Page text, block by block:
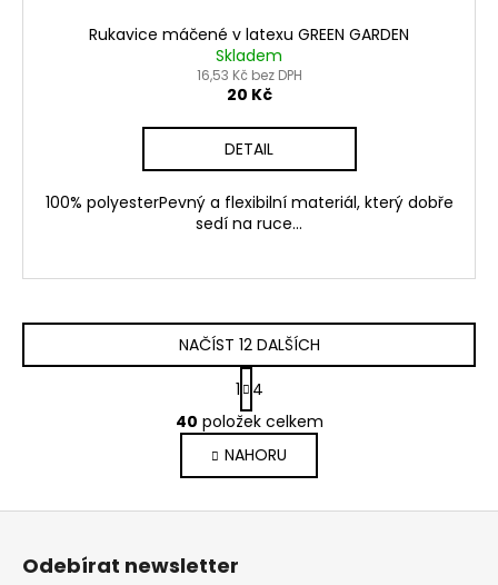
Rukavice máčené v latexu GREEN GARDEN
Skladem
16,53 Kč bez DPH
20 Kč
DETAIL
100% polyesterPevný a flexibilní materiál, který dobře
sedí na ruce...
O
v
l
á
d
NAČÍST 12 DALŠÍCH
S
t
r
á
n
k
1
4
40 položek celkem
NAHORU
Z
Odebírat newsletter